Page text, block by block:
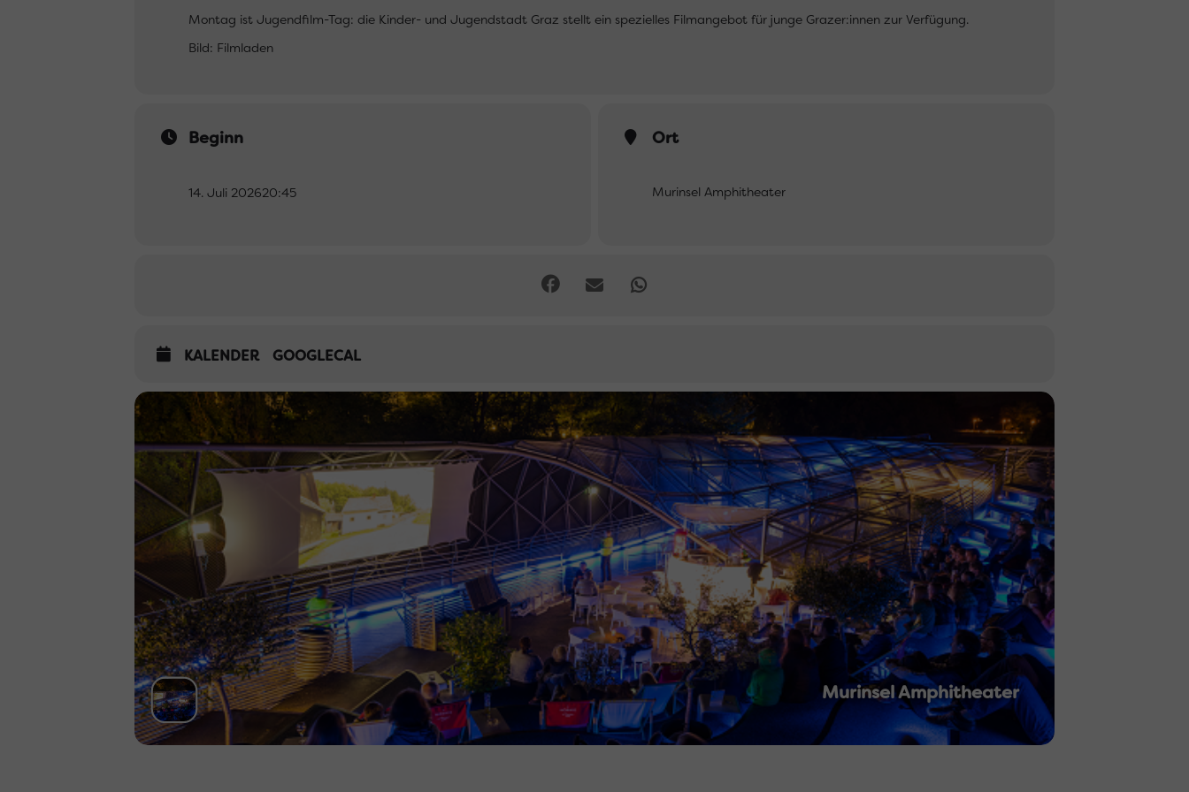
Montag ist Jugendfilm-Tag: die Kinder- und Jugendstadt Graz stellt ein spezielles Filmangebot für junge Grazer:innen zur Verfügung.
Bild: Filmladen
Beginn
14. Juli 202620:45
Ort
Murinsel Amphitheater
KALENDER GOOGLECAL
Murinsel Amphitheater